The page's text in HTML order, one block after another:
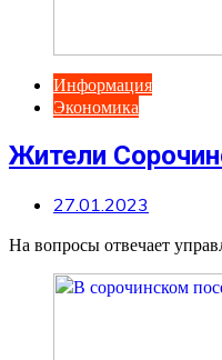
Информация
Экономика
Жители
27.01.2023
На вопросы отвечает